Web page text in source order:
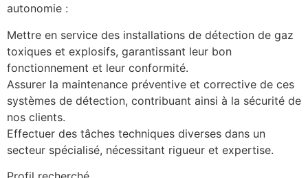
autonomie :
Mettre en service des installations de détection de gaz
toxiques et explosifs, garantissant leur bon
fonctionnement et leur conformité.
Assurer la maintenance préventive et corrective de ces
systèmes de détection, contribuant ainsi à la sécurité de
nos clients.
Effectuer des tâches techniques diverses dans un
secteur spécialisé, nécessitant rigueur et expertise.